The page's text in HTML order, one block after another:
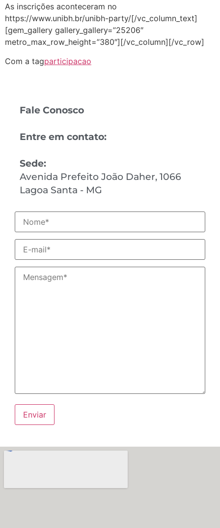
As inscrições aconteceram no
https://www.unibh.br/unibh-party/[/vc_column_text]
[gem_gallery gallery_gallery=”25206″
metro_max_row_height=”380″][/vc_column][/vc_row]
Com a tagparticipacao
Fale Conosco
Entre em contato:
Sede:
Avenida Prefeito João Daher, 1066
Lagoa Santa - MG